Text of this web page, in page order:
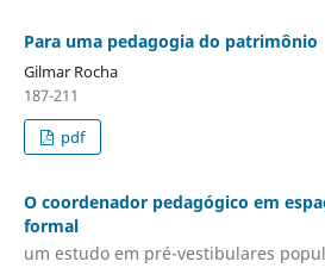
Para uma pedagogia do patrimônio
Gilmar Rocha
187-211
pdf
O coordenador pedagógico em
formal
um estudo em pré-vestibulares